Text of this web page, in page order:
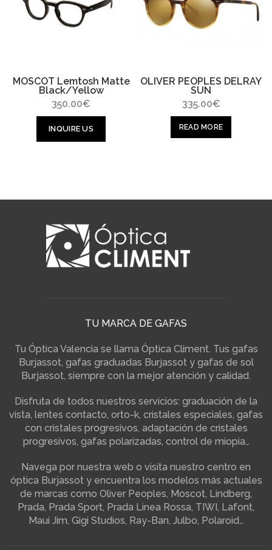
MOSCOT Lemtosh Matte
Black/Yellow
350.00€
INQUIRE US
OLIVER PEOPLES DELRAY
SUN
335.00€
READ MORE
TU MARCA DE GAFAS
Tu Óptica Valencia se llama Óptica Climent. Tus gafas
Burjassot, gafas graduadas Burjassot y gafas de sol
Burjassot, siempre con la mejor atención y calidad.
Disfruta de todos nuestros servicios: graduación de la
vista, lentes contacto, orto-k, cristales especiales, gafas
con cristales progresivos, adaptación de cristales
progresivos, gafas polarizadas, control de miopia…
Navega por nuestra web o visita nuestro centro en
óptica Burjassot y encuentra los modelos más actuales
de marcas como Oliver Peoples, Moscot, Lindberg,
Prada, Prada Sport, Prada Linea Rossa, TIWI, Lafont,
Maui Jim, Gigi Studios, Ray-Ban, Julbo, Polaroid…